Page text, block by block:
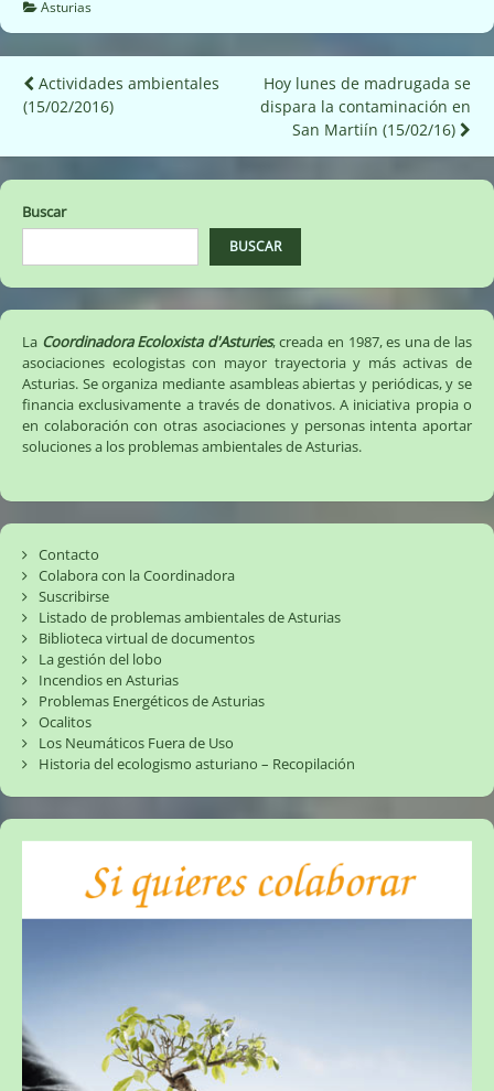
Asturias
Navegación
de
entradas
Actividades ambientales
(15/02/2016)
Hoy lunes de madrugada se
dispara la contaminación en
San Martiín (15/02/16)
Buscar
BUSCAR
La Coordinadora Ecoloxista d'Asturies, creada en 1987, es una de las
asociaciones ecologistas con mayor trayectoria y más activas de
Asturias. Se organiza mediante asambleas abiertas y periódicas, y se
financia exclusivamente a través de donativos. A iniciativa propia o
en colaboración con otras asociaciones y personas intenta aportar
soluciones a los problemas ambientales de Asturias.
Contacto
Colabora con la Coordinadora
Suscribirse
Listado de problemas ambientales de Asturias
Biblioteca virtual de documentos
La gestión del lobo
Incendios en Asturias
Problemas Energéticos de Asturias
Ocalitos
Los Neumáticos Fuera de Uso
Historia del ecologismo asturiano – Recopilación